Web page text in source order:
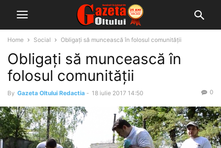
Home Social Obligați să muncească în folosul comunității
Obligați să muncească în
folosul comunității
By Gazeta Oltului Redactia - 18 iulie 2017 14:50 0